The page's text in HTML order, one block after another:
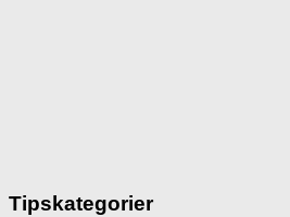
Tipskategorier